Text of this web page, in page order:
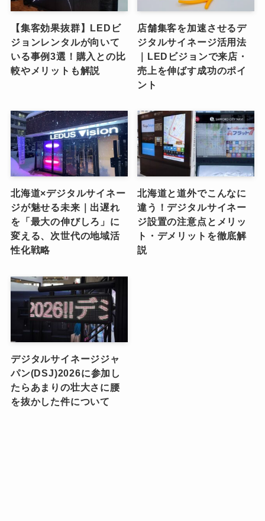
【集客効果抜群】LEDビ
ジョンレンタルが向いて
いる事例3選！購入との比
較やメリットも解説
店舗集客を加速させるデ
ジタルサイネージ活用法
｜LEDビジョンで来店・
売上を伸ばす成功のポイ
ント
北海道×デジタルサイネー
ジが魅せる未来｜出遅れ
を「最大の伸びしろ」に
変える、次世代の地域活
性化戦略
北海道と道外でこんなに
違う！デジタルサイネー
ジ設置の注意点とメリッ
ト・デメリットを徹底解
説
デジタルサイネージジャ
パン(DSJ)2026に参加し
たらあまりの壮大さに腰
を抜かした件について